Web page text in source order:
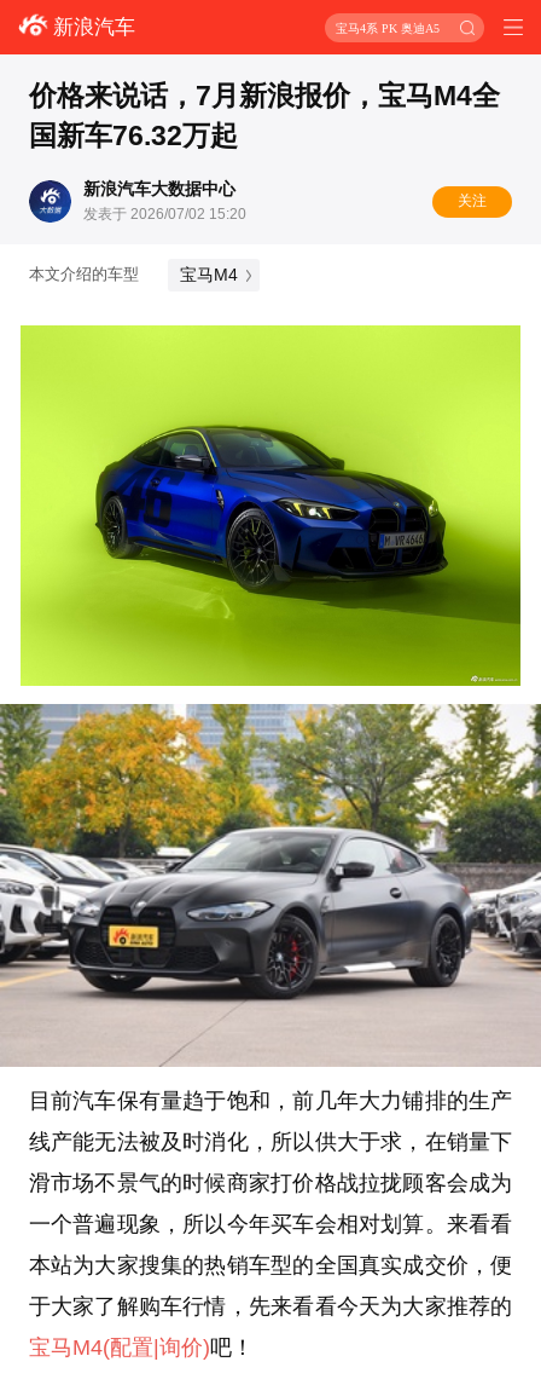
新浪汽车 宝马4系 PK 奥迪A5
价格来说话，7月新浪报价，宝马M4全
国新车76.32万起
新浪汽车大数据中心
发表于 2026/07/02 15:20
关注
本文介绍的车型 宝马M4
目前汽车保有量趋于饱和，前几年大力铺排的生产
线产能无法被及时消化，所以供大于求，在销量下
滑市场不景气的时候商家打价格战拉拢顾客会成为
一个普遍现象，所以今年买车会相对划算。来看看
本站为大家搜集的热销车型的全国真实成交价，便
于大家了解购车行情，先来看看今天为大家推荐的
宝马M4(配置 |询价)吧！